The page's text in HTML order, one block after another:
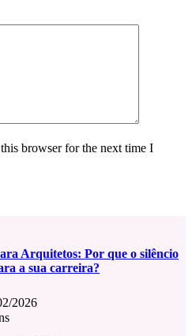
browser for the next time I
Arquitetos: Por que o silêncio
a sua carreira?
2026